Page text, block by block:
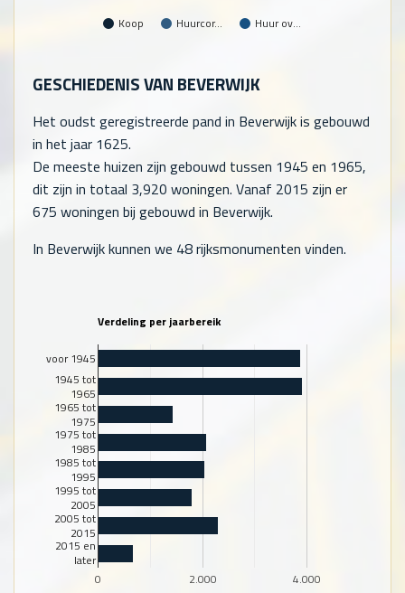
Koop Huurcor… Huur ov…
GESCHIEDENIS VAN BEVERWIJK
Het oudst geregistreerde pand in Beverwijk is gebouwd
in het jaar 1625.
De meeste huizen zijn gebouwd tussen 1945 en 1965,
dit zijn in totaal 3,920 woningen. Vanaf 2015 zijn er
675 woningen bij gebouwd in Beverwijk.
In Beverwijk kunnen we 48 rijksmonumenten vinden.
Verdeling per jaarbereik
0 2.000 4.000
voor 1945
1945 tot
1965
1965 tot
1975
1975 tot
1985
1985 tot
1995
1995 tot
2005
2005 tot
2015
2015 en
later